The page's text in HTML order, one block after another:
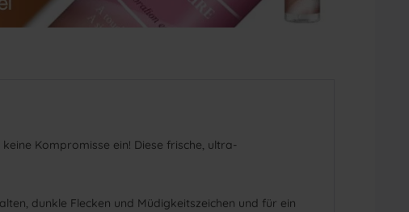
Kompromisse ein! Diese frische, ultra-
dunkle Flecken und Müdigkeitszeichen und für ein